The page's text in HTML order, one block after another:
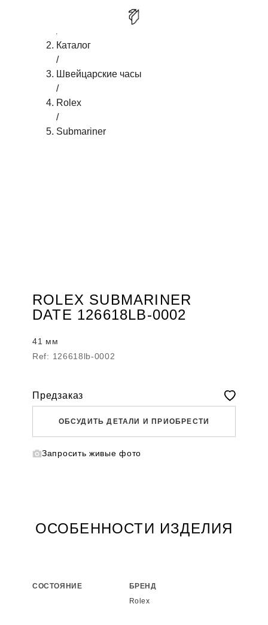
ROLEX SUBMARINER DATE
Каталог
/
Швейцарские часы
/
Rolex
/
Submariner
ROLEX SUBMARINER
DATE 126618LB-0002
41 мм
Ref: 126618lb-0002
Предзаказ
ОБСУДИТЬ ДЕТАЛИ И ПРИОБРЕСТИ
WHATSAPP
Запросить живые фото
ОСОБЕННОСТИ ИЗДЕЛИЯ
СОСТОЯНИЕ
БРЕНД
Rolex